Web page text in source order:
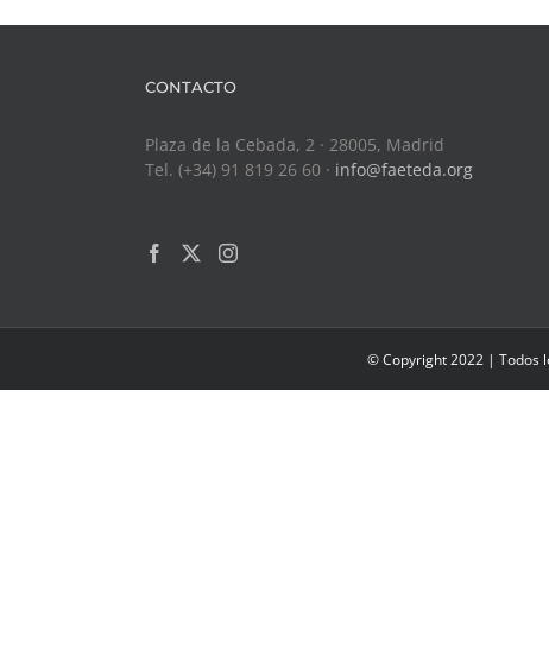
CONTACTO
Plaza de la Cebada, 2 · 28005, Madrid
Tel. (+34) 91 819 26 60 · info@faeteda.org
© Copyright 2022 | Todos